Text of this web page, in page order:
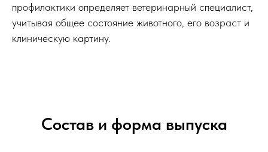
профилактики определяет ветеринарный специалист,
учитывая общее состояние животного, его возраст и
клиническую картину.
Состав и форма выпуска